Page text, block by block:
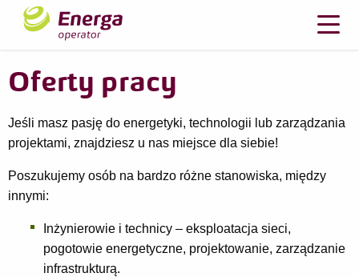
Oferty pracy
Jeśli masz pasję do energetyki, technologii lub zarządzania
projektami, znajdziesz u nas miejsce dla siebie!
Poszukujemy osób na bardzo różne stanowiska, między
innymi:
Inżynierowie i technicy – eksploatacja sieci,
pogotowie energetyczne, projektowanie, zarządzanie
infrastrukturą.